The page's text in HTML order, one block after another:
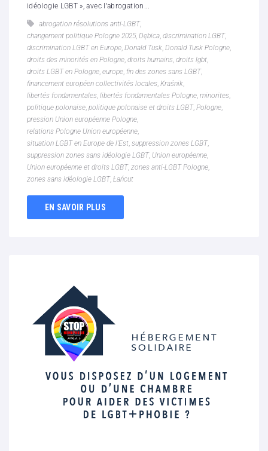
idéologie LGBT », avec l’abrogation...
abrogation résolutions anti-LGBT,
changement politique Pologne 2025, Dębica, discrimination LGBT,
discrimination LGBT en Europe, Donald Tusk, Donald Tusk Pologne,
droits des minorités en Pologne, droits humains, droits lgbt,
droits LGBT en Pologne, europe, fin des zones sans LGBT,
financement européen collectivités locales, Kraśnik,
libertés fondamentales, libertés fondamentales Pologne, minorites,
politique polonaise, politique polonaise et droits LGBT, Pologne,
pression Union européenne Pologne,
relations Pologne Union européenne,
situation LGBT en Europe de l'Est, suppression zones LGBT,
suppression zones sans idéologie LGBT, Union européenne,
Union européenne et droits LGBT, zones anti-LGBT Pologne,
zones sans idéologie LGBT, Łańcut
EN SAVOIR PLUS